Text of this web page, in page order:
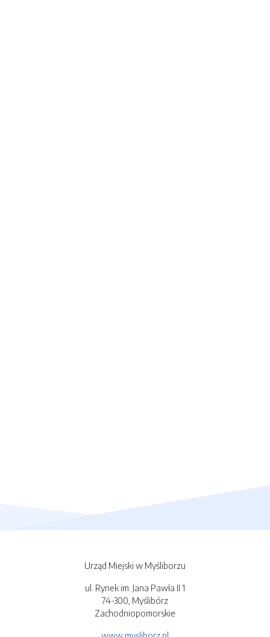
Urząd Miejski w Myśliborzu
ul. Rynek im. Jana Pawła II 1
74-300, Myślibórz
Zachodniopomorskie